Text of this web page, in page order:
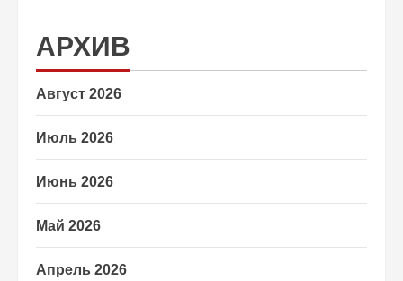
АРХИВ
Август 2026
Июль 2026
Июнь 2026
Май 2026
Апрель 2026